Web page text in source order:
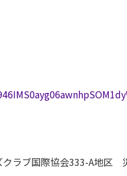
クラブ国際協会333-A地区